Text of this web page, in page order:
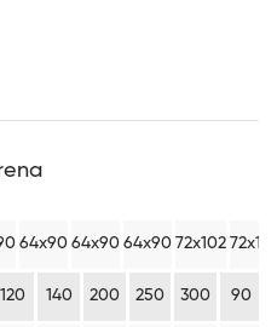
64х90 64х90 64х90 72х102
120 140 200 250 300 90